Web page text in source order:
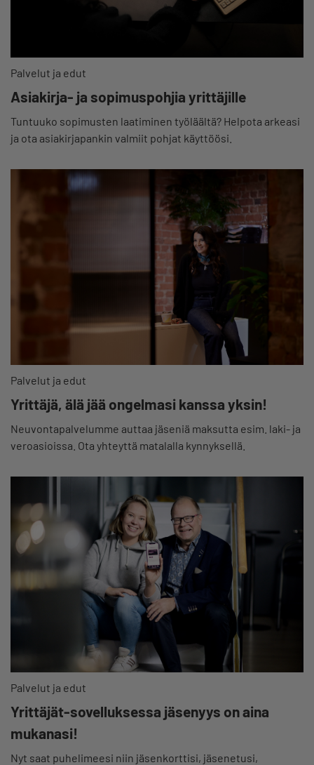
Palvelut ja edut
Asiakirja- ja sopimuspohjia yrittäjille
Tuntuuko sopimusten laatiminen työläältä? Helpota arkeasi
ja ota asiakirjapankin valmiit pohjat käyttöösi.
Palvelut ja edut
Yrittäjä, älä jää ongelmasi kanssa yksin!
Neuvontapalvelumme auttaa jäseniä maksutta esim. laki- ja
veroasioissa. Ota yhteyttä matalalla kynnyksellä.
Palvelut ja edut
Yrittäjät-sovelluksessa jäsenyys on aina
mukanasi!
Nyt saat puhelimeesi niin jäsenkorttisi, jäsenetusi,